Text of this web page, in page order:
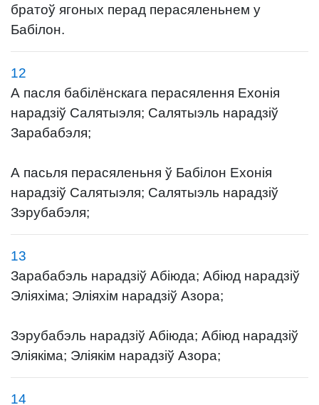
братоў ягоных перад перасяленьнем у
Бабілон.
12
А пасля бабілёнскага перасялення Ехонія
нарадзіў Салятыэля; Салятыэль нарадзіў
Зарабабэля;
А пасьля перасяленьня ў Бабілон Ехонія
нарадзіў Салятыэля; Салятыэль нарадзіў
Зэрубабэля;
13
Зарабабэль нарадзіў Абіюда; Абіюд нарадзіў
Эліяхіма; Эліяхім нарадзіў Азора;
Зэрубабэль нарадзіў Абіюда; Абіюд нарадзіў
Эліякіма; Эліякім нарадзіў Азора;
14